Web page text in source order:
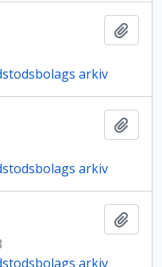
arkiv
arkiv
arkiv